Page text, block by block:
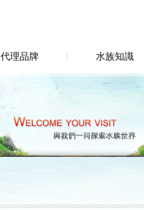
代理品牌 水族知識